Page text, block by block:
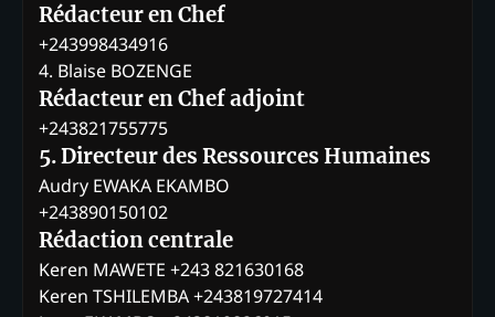
Rédacteur en Chef
+243998434916
4. Blaise BOZENGE
Rédacteur en Chef adjoint
+243821755775
5. Directeur des Ressources Humaines
Audry EWAKA EKAMBO
+243890150102
Rédaction centrale
Keren MAWETE +243 821630168
Keren TSHILEMBA +243819727414